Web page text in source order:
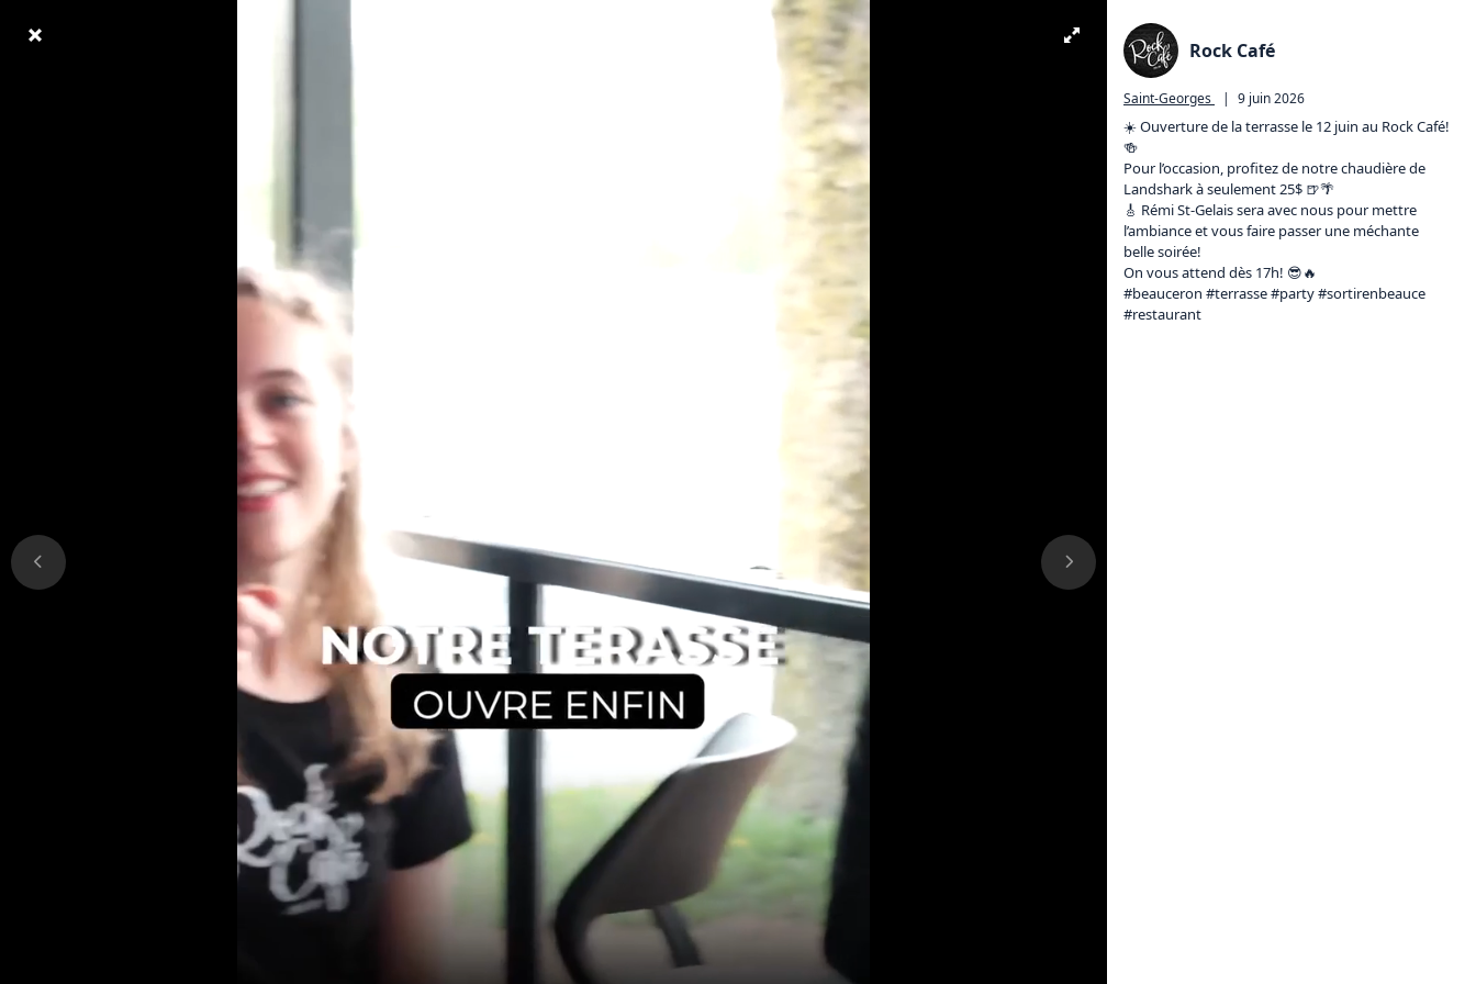
Rock Café
Saint-Georges | 9 juin 2026
☀️ Ouverture de la terrasse le 12 juin au Rock Café!
🍻
Pour l’occasion, profitez de notre chaudière de
Landshark à seulement 25$ 🍺🌴
🎸 Rémi St-Gelais sera avec nous pour mettre
l’ambiance et vous faire passer une méchante
belle soirée!
On vous attend dès 17h! 😎🔥
#beauceron #terrasse #party #sortirenbeauce
#restaurant